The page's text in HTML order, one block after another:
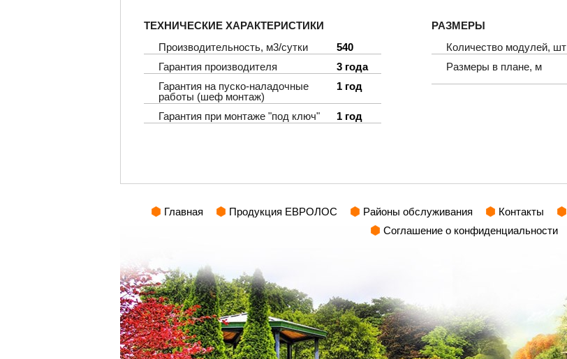
ТЕХНИЧЕСКИЕ ХАРАКТЕРИСТИКИ
Производительность, м3/сутки
540
Гарантия производителя
3 года
Гарантия на пуско-наладочные
работы (шеф монтаж)
1 год
Гарантия при монтаже "под ключ" 1 год
РАЗМЕРЫ
Количество модулей, шт
Размеры в плане, м
Главная Продукция ЕВРОЛОС Районы обслуживания Контакты
Соглашение о конфиденциальности